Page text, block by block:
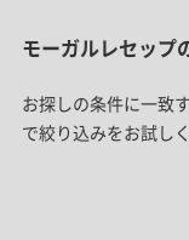
モーガルレセップ
お探しの条件に一致
で絞り込みをお試し